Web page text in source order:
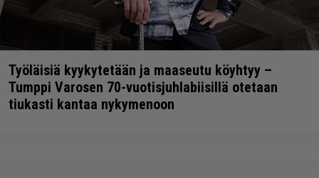
Työläisiä kyykytetään ja maaseutu köyhtyy –
Tumppi Varosen 70-vuotisjuhlabiisillä otetaan
tiukasti kantaa nykymenoon